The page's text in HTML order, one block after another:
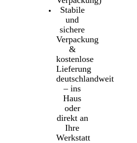
Stabile
und
sichere
Verpackung
&
kostenlose
Lieferung
deutschlandweit
– ins
Haus
oder
direkt an
Ihre
Werkstatt